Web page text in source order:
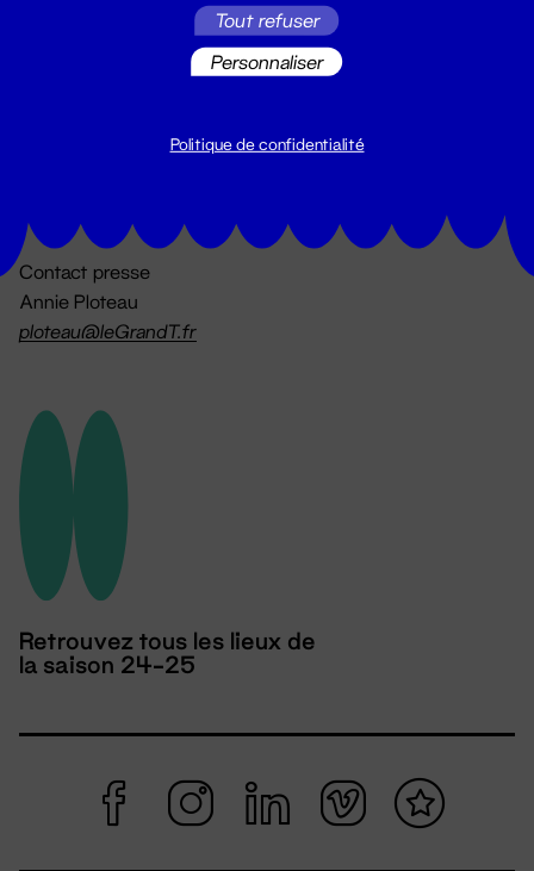
billetterie@leGrandT.fr
Du lundi au vendredi 14h → 18h
Contact presse
Annie Ploteau
ploteau@leGrandT.fr
Retrouvez tous les lieux de
la saison 24-25
Tout refuser
Personnaliser
Politique de confidentialité